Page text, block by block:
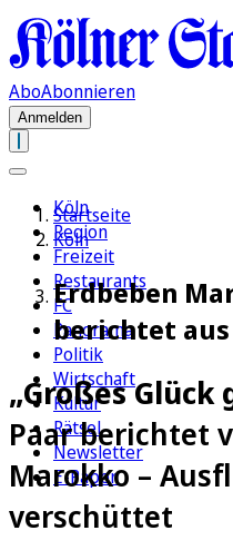
AboAbonnieren
Anmelden
Köln
Region
Freizeit
Restaurants
FC
Panorama
Politik
Wirtschaft
Kultur
Rätsel
Newsletter
E-Paper
Startseite
Köln
Erdbeben
berichtet
„Großes Glück
Paar berichtet
Marokko –
verschüttet